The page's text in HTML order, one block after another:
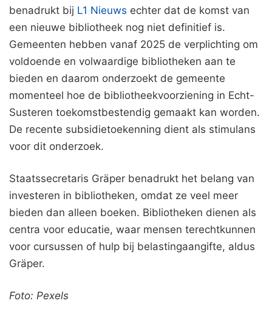
benadrukt bij L1 Nieuws echter dat de komst van
een nieuwe bibliotheek nog niet definitief is.
Gemeenten hebben vanaf 2025 de verplichting om
voldoende en volwaardige bibliotheken aan te
bieden en daarom onderzoekt de gemeente
momenteel hoe de bibliotheekvoorziening in Echt-
Susteren toekomstbestendig gemaakt kan worden.
De recente subsidietoekenning dient als stimulans
voor dit onderzoek.
Staatssecretaris Gräper benadrukt het belang van
investeren in bibliotheken, omdat ze veel meer
bieden dan alleen boeken. Bibliotheken dienen als
centra voor educatie, waar mensen terechtkunnen
voor cursussen of hulp bij belastingaangifte, aldus
Gräper.
Foto: Pexels